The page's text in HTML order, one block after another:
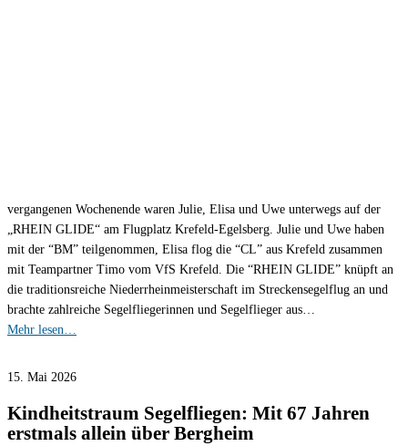
vergangenen Wochenende waren Julie, Elisa und Uwe unterwegs auf der
„RHEIN GLIDE“ am Flugplatz Krefeld-Egelsberg. Julie und Uwe haben
mit der “BM” teilgenommen, Elisa flog die “CL” aus Krefeld zusammen
mit Teampartner Timo vom VfS Krefeld. Die “RHEIN GLIDE” knüpft an
die traditionsreiche Niederrheinmeisterschaft im Streckensegelflug an und
brachte zahlreiche Segelfliegerinnen und Segelflieger aus…
Mehr lesen…
15. Mai 2026
Kindheitstraum Segelfliegen: Mit 67 Jahren
erstmals allein über Bergheim